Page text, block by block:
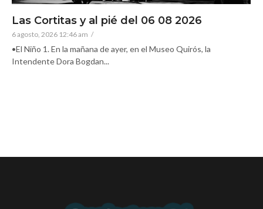
Las Cortitas y al pié del 06 08 2026
6 agosto, 2026 12:46 am /
•El Niño 1. En la mañana de ayer, en el Museo Quirós, la
Intendente Dora Bogdan...